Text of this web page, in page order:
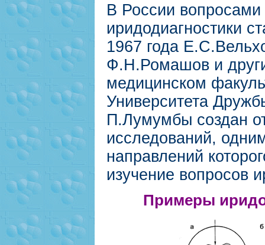
В России вопросами
иридодиагностики
1967 года
Ф.Н.Ромашов и
медицинском
Университета
П.Лумумбы создан
исследований,
направлений
изучение вопросов
Примеры